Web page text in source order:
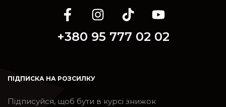
+380 95 777 02 02
ПІДПИСКА НА РОЗСИЛКУ
Підписуйся, щоб бути в курсі знижок